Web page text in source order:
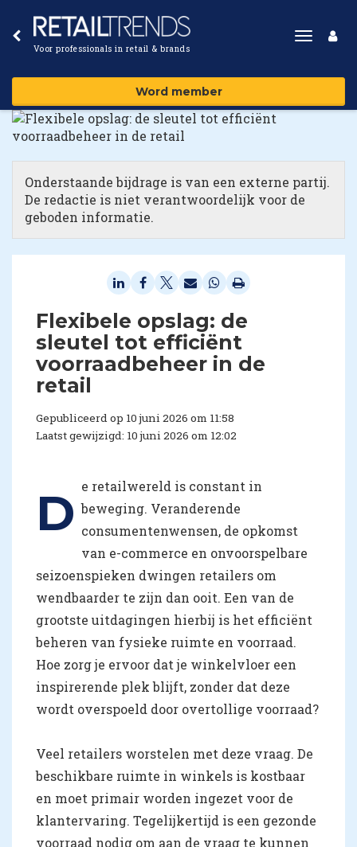
Voor professionals in retail & brands
Toggle
Word member
Onderstaande bijdrage is van een externe partij.
De redactie is niet verantwoordelijk voor de
geboden informatie.
Flexibele opslag: de
sleutel tot efficiënt
voorraadbeheer in de
retail
Gepubliceerd op 10 juni 2026 om 11:58
Laatst gewijzigd: 10 juni 2026 om 12:02
D e retailwereld is constant in
beweging. Veranderende
consumentenwensen, de opkomst
van e-commerce en onvoorspelbare
seizoenspieken dwingen retailers om
wendbaarder te zijn dan ooit. Een van de
grootste uitdagingen hierbij is het efficiënt
beheren van fysieke ruimte en voorraad.
Hoe zorg je ervoor dat je winkelvloer een
inspirerende plek blijft, zonder dat deze
wordt overspoeld door overtollige voorraad?
Veel retailers worstelen met deze vraag. De
beschikbare ruimte in winkels is kostbaar
en moet primair worden ingezet voor de
klantervaring. Tegelijkertijd is een gezonde
voorraad nodig om aan de vraag te kunnen